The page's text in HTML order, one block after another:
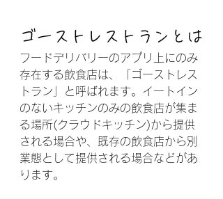
ゴーストレストランとは
フードデリバリーのアプリ上にのみ
存在する飲食店は、「ゴーストレス
トラン」と呼ばれます。イートイン
のないキッチンのみの飲食店が集ま
る場所(クラウドキッチン)から提供
される場合や、既存の飲食店から別
業態として提供される場合などがあ
ります。